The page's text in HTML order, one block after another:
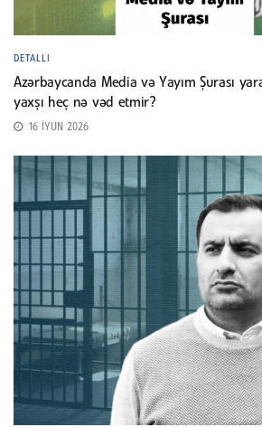
DETALLI
Azərbaycanda Media və Yayım Şurası
yaxşı heç nə vəd etmir?
16 İYUN 2026